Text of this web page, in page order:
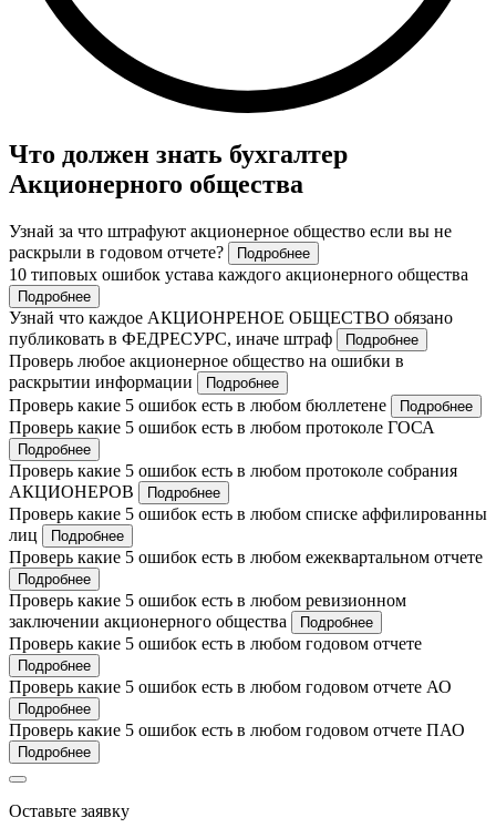
Что должен знать бухгалтер
Акционерного общества
Узнай за что штрафуют акционерное общество если вы не
раскрыли в годовом отчете?
Подробнее
10 типовых ошибок устава каждого акционерного общества
Подробнее
Узнай что каждое АКЦИОНРЕНОЕ ОБЩЕСТВО обязано
публиковать в ФЕДРЕСУРС, иначе штраф
Подробнее
Проверь любое акционерное общество на ошибки в
раскрытии информации
Подробнее
Проверь какие 5 ошибок есть в любом бюллетене Подробнее
Проверь какие 5 ошибок есть в любом протоколе ГОСА
Подробнее
Проверь какие 5 ошибок есть в любом протоколе собрания
АКЦИОНЕРОВ
Подробнее
Проверь какие 5 ошибок есть в любом списке аффилированны
лиц
Подробнее
Проверь какие 5 ошибок есть в любом ежеквартальном отчете
Подробнее
Проверь какие 5 ошибок есть в любом ревизионном
заключении акционерного общества
Подробнее
Проверь какие 5 ошибок есть в любом годовом отчете
Подробнее
Проверь какие 5 ошибок есть в любом годовом отчете АО
Подробнее
Проверь какие 5 ошибок есть в любом годовом отчете ПАО
Подробнее
Оставьте заявку